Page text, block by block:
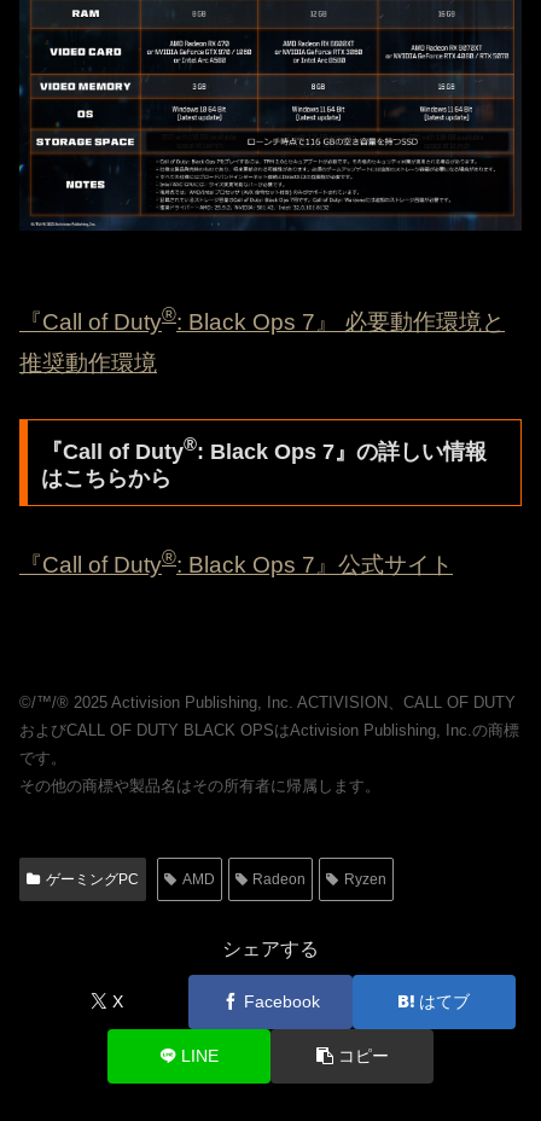
『Call of Duty®: Black Ops 7』 必要動作環境と
推奨動作環境
『Call of Duty®: Black Ops 7』の詳しい情報
はこちらから
『Call of Duty®: Black Ops 7』公式サイト
©/™/® 2025 Activision Publishing, Inc. ACTIVISION、CALL OF DUTY
およびCALL OF DUTY BLACK OPSはActivision Publishing, Inc.の商標
です。
その他の商標や製品名はその所有者に帰属します。
ゲーミングPC AMD Radeon Ryzen
シェアする
X Facebook はてブ
LINE コピー